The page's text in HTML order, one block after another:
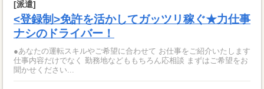
[派遣]
<登録制>免許を活かしてガッツリ稼ぐ★力仕事
ナシのドライバー！
●あなたの運転スキルやご希望に合わせて お仕事をご紹介いたします
仕事内容だけでなく 勤務地などももちろん応相談 まずはご希望をお
聞かせください...